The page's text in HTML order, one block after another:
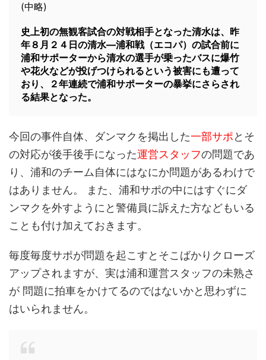
(中略)
史上初の無観客試合の対戦相手となった清水は、昨
年８月２４日の清水―浦和戦（エコパ）の試合前に
浦和サポーターから清水の選手が乗ったバスに爆竹
や花火などが投げつけられるという被害にも遭って
おり、２年連続で浦和サポーターの暴挙にさらされ
る結果となった。
今回の事件自体、ダンマクを掲出した一部サポとそ
の対応が後手後手になった運営スタッフの問題であ
り、浦和のチーム自体にはなにか問題があるわけで
はありません。 また、浦和サポの中にはすぐにダ
ンマクを外すようにと警備員に訴えた方などもいる
ことも付け加えておきます。
毎度毎度サポが問題を起こすとそこばかりクローズ
アップされますが、実は浦和運営スタッフの未熟さ
が 問題に拍車をかけてるのではないかと思わずに
はいられません。